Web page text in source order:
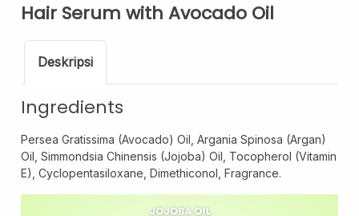
Baby And Kids Care
Hair Serum with Avocado Oil
Deskripsi
Ingredients
Persea Gratissima (Avocado) Oil, Argania Spinosa (Argan)
Oil, Simmondsia Chinensis (Jojoba) Oil, Tocopherol (Vitamin
E), Cyclopentasiloxane, Dimethiconol, Fragrance.